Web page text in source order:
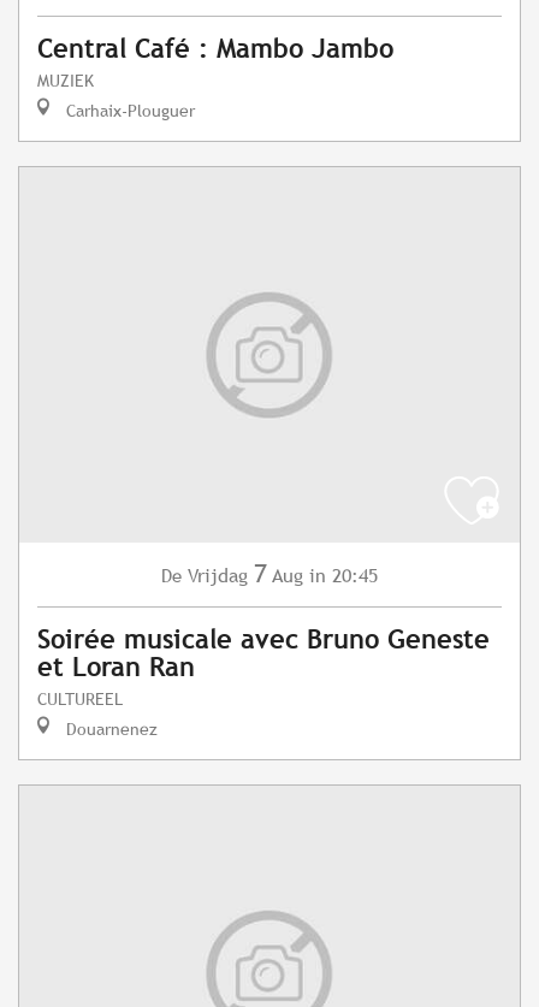
Central Café : Mambo Jambo
MUZIEK
Carhaix-Plouguer
De Vrijdag 7 Aug in 20:45
Soirée musicale avec Bruno Geneste
et Loran Ran
CULTUREEL
Douarnenez